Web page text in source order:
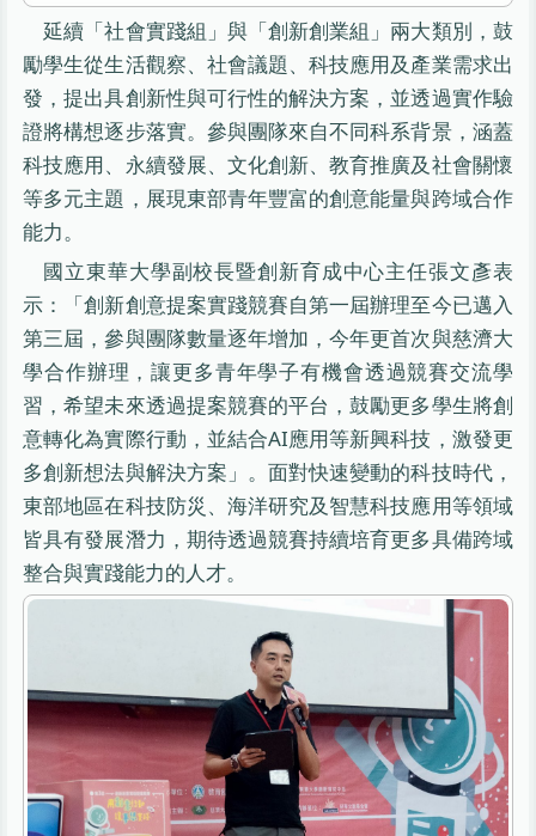
延續「社會實踐組」與「創新創業組」兩大類別，鼓
勵學生從生活觀察、社會議題、科技應用及產業需求出
發，提出具創新性與可行性的解決方案，並透過實作驗
證將構想逐步落實。參與團隊來自不同科系背景，涵蓋
科技應用、永續發展、文化創新、教育推廣及社會關懷
等多元主題，展現東部青年豐富的創意能量與跨域合作
能力。
國立東華大學副校長暨創新育成中心主任張文彥表
示：「創新創意提案實踐競賽自第一屆辦理至今已邁入
第三屆，參與團隊數量逐年增加，今年更首次與慈濟大
學合作辦理，讓更多青年學子有機會透過競賽交流學
習，希望未來透過提案競賽的平台，鼓勵更多學生將創
意轉化為實際行動，並結合AI應用等新興科技，激發更
多創新想法與解決方案」。面對快速變動的科技時代，
東部地區在科技防災、海洋研究及智慧科技應用等領域
皆具有發展潛力，期待透過競賽持續培育更多具備跨域
整合與實踐能力的人才。